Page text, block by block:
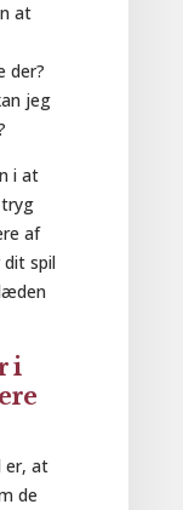
at
der?
jeg
i at
tryg
af
spil
i
er, at
de